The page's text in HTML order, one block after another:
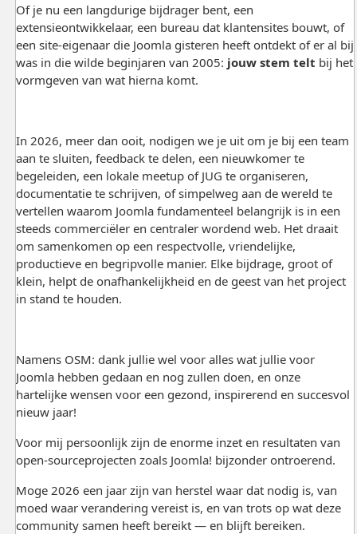
Of je nu een langdurige bijdrager bent, een
extensieontwikkelaar, een bureau dat klantensites bouwt, of
een site-eigenaar die Joomla gisteren heeft ontdekt of er al bij
was in die wilde beginjaren van 2005: jouw stem telt bij het
vormgeven van wat hierna komt.
In 2026, meer dan ooit, nodigen we je uit om je bij een team
aan te sluiten, feedback te delen, een nieuwkomer te
begeleiden, een lokale meetup of JUG te organiseren,
documentatie te schrijven, of simpelweg aan de wereld te
vertellen waarom Joomla fundamenteel belangrijk is in een
steeds commerciëler en centraler wordend web. Het draait
om samenkomen op een respectvolle, vriendelijke,
productieve en begripvolle manier. Elke bijdrage, groot of
klein, helpt de onafhankelijkheid en de geest van het project
in stand te houden.
Namens OSM: dank jullie wel voor alles wat jullie voor
Joomla hebben gedaan en nog zullen doen, en onze
hartelijke wensen voor een gezond, inspirerend en succesvol
nieuw jaar!
Voor mij persoonlijk zijn de enorme inzet en resultaten van
open-sourceprojecten zoals Joomla! bijzonder ontroerend.
Moge 2026 een jaar zijn van herstel waar dat nodig is, van
moed waar verandering vereist is, en van trots op wat deze
community samen heeft bereikt — en blijft bereiken.